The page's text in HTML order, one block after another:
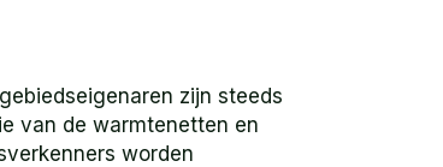
zijn steeds
van de warmtenetten en
worden